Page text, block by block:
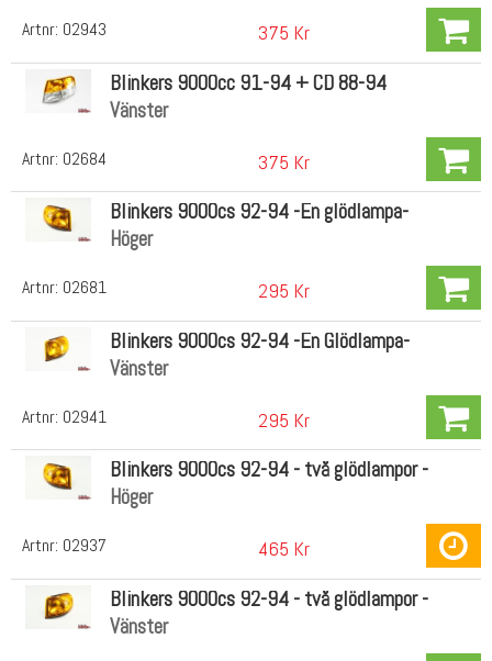
Artnr: 02943 375 Kr
Artnr: 02684
Blinkers 9000cc 91-94 + CD 88-94
Vänster
375 Kr
Artnr: 02681
Blinkers 9000cs 92-94 -En glödlampa-
Höger
295 Kr
Artnr: 02941
Blinkers 9000cs 92-94 -En Glödlampa-
Vänster
295 Kr
Artnr: 02937
Blinkers 9000cs 92-94 - två glödlampor -
Höger
465 Kr
Blinkers 9000cs 92-94 - två glödlampor -
Vänster